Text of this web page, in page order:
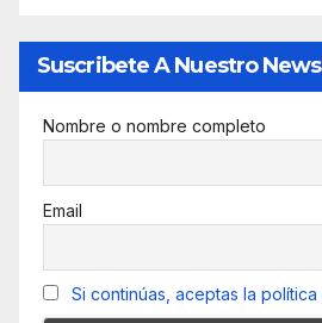
Suscribete A Nuestro
Nombre o nombre completo
Email
Si continúas, aceptas la